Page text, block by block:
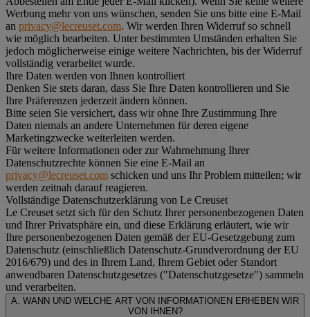
Werbung mehr von uns wünschen, senden Sie uns bitte eine E-Mail
an privacy@lecreuset.com. Wir werden Ihren Widerruf so schnell
wie möglich bearbeiten. Unter bestimmten Umständen erhalten Sie
jedoch möglicherweise einige weitere Nachrichten, bis der Widerruf
vollständig verarbeitet wurde.
Ihre Daten werden von Ihnen kontrolliert
Denken Sie stets daran, dass Sie Ihre Daten kontrollieren und Sie
Ihre Präferenzen jederzeit ändern können.
Bitte seien Sie versichert, dass wir ohne Ihre Zustimmung Ihre
Daten niemals an andere Unternehmen für deren eigene
Marketingzwecke weiterleiten werden.
Für weitere Informationen oder zur Wahrnehmung Ihrer
Datenschutzrechte können Sie eine E-Mail an
privacy@lecreuset.com schicken und uns Ihr Problem mitteilen; wir
werden zeitnah darauf reagieren.
Vollständige Datenschutzerklärung von Le Creuset
Le Creuset setzt sich für den Schutz Ihrer personenbezogenen Daten
und Ihrer Privatsphäre ein, und diese Erklärung erläutert, wie wir
Ihre personenbezogenen Daten gemäß der EU-Gesetzgebung zum
Datenschutz (einschließlich Datenschutz-Grundverordnung der EU
2016/679) und des in Ihrem Land, Ihrem Gebiet oder Standort
anwendbaren Datenschutzgesetzes ("Datenschutzgesetze") sammeln
und verarbeiten.
A. WANN UND WELCHE ART VON INFORMATIONEN ERHEBEN WIR
VON IHNEN?